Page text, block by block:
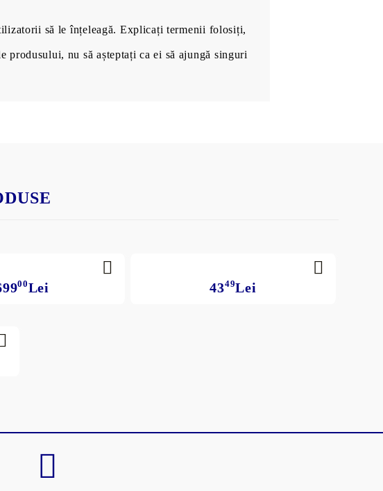
să le înțeleagă. Explicați termenii folosiți,
nu să așteptați ca ei să ajungă singuri
00Lei 4349Lei